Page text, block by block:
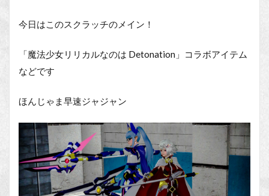
今日はこのスクラッチのメイン！
「魔法少女リリカルなのは Detonation」コラボアイテム
などです
ほんじゃま早速ジャジャン